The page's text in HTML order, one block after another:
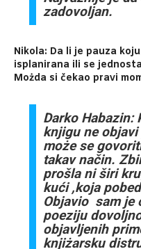
zadovoljan.
Nikola: Da li je pauza
isplanirana ili se
Możda si čekao pravi
Darko Habazin:
knjigu ne
może se
takav način.
prošla ni širi
kući ,koja
Objavio sam je
poeziju
objavljenih
knjiżarsku